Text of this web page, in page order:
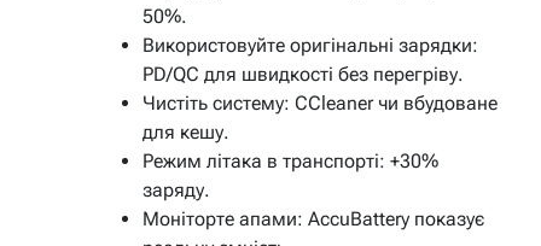
50%.
Використовуйте оригінальні зарядки:
PD/QC для швидкості без перегріву.
Чистіть систему: CCleaner чи вбудоване
для кешу.
Режим літака в транспорті: +30%
заряду.
Моніторте апами: AccuBattery показує